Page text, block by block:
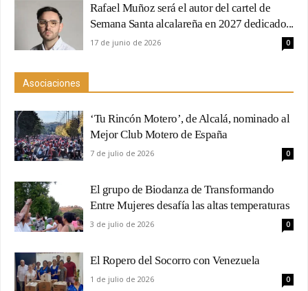
Rafael Muñoz será el autor del cartel de
Semana Santa alcalareña en 2027 dedicado...
17 de junio de 2026 0
Asociaciones
‘Tu Rincón Motero’, de Alcalá, nominado al
Mejor Club Motero de España
7 de julio de 2026 0
El grupo de Biodanza de Transformando
Entre Mujeres desafía las altas temperaturas
3 de julio de 2026 0
El Ropero del Socorro con Venezuela
1 de julio de 2026 0